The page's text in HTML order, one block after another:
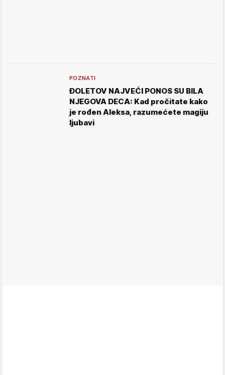
POZNATI
ĐOLETOV NAJVEĆI PONOS SU BILA
NJEGOVA DECA: Kad pročitate kako
je rođen Aleksa, razumećete magiju
ljubavi